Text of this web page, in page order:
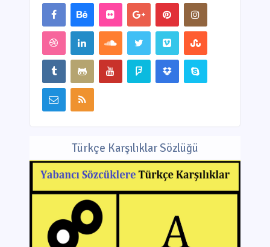
Türkçe Karşılıklar Sözlüğü